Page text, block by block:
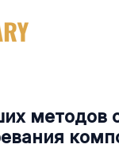
методов